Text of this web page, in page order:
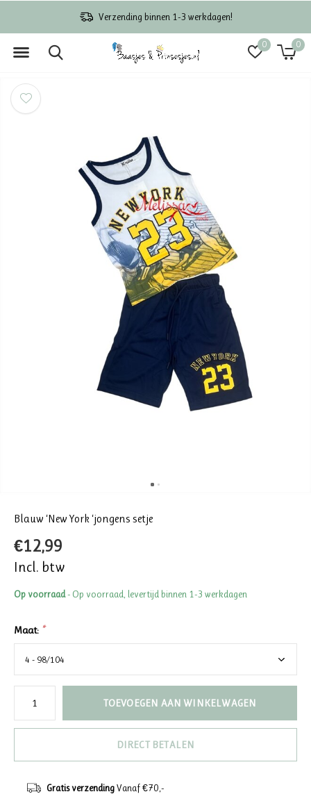
0 0
Verzending binnen 1-3 werkdagen!
Blauw ‘New York ‘jongens setje
€12,99
Incl. btw
Op voorraad- Op voorraad, levertijd binnen 1-3 werkdagen
Maat: *
TOEVOEGEN AAN WINKELWAGEN
DIRECT BETALEN
Gratis verzendingVanaf €70,-